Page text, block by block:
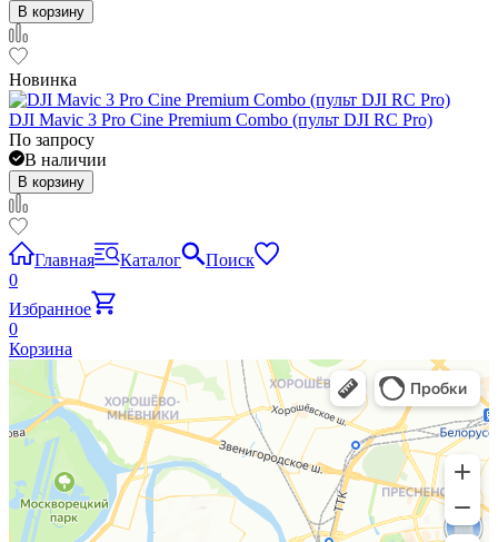
В корзину
Новинка
DJI Mavic 3 Pro Cine Premium Combo (пульт DJI RC Pro)
По запросу
В наличии
В корзину
Главная Каталог
Поиск
0
Избранное
0
Корзина